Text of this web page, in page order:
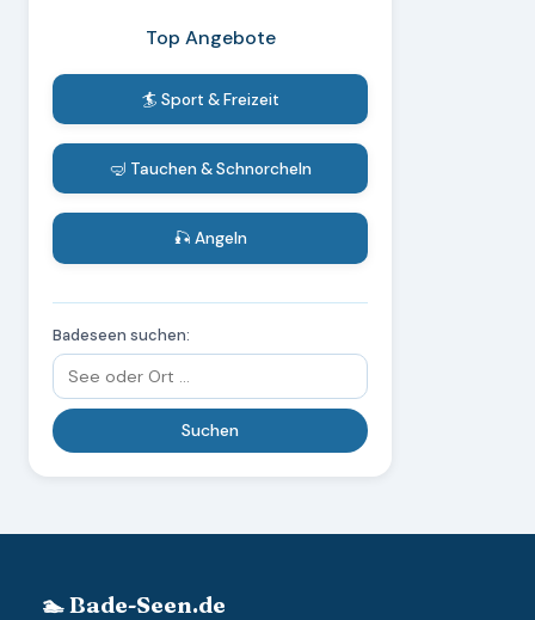
Top Angebote
🏄 Sport & Freizeit
🤿 Tauchen & Schnorcheln
🎣 Angeln
Badeseen suchen:
🏊 Bade-Seen.de